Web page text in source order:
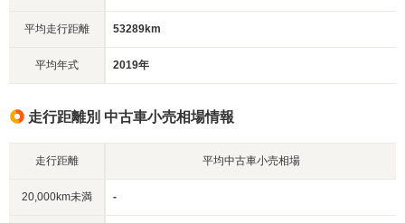
平均走行距離 53289km
平均年式 2019年
走行距離別 中古車小売相場情報
走行距離 平均中古車小売相場
20,000km未満 -